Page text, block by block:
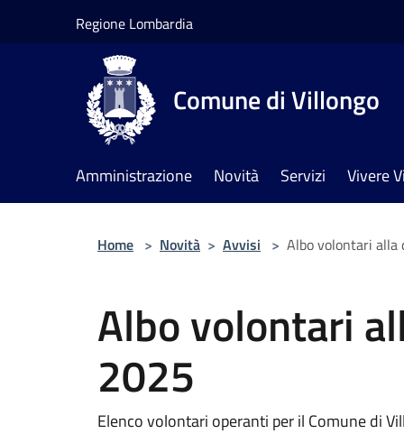
Regione Lombardia
Comune di Villongo
Amministrazione Novità Servizi Vivere
Home > Novità > Avvisi > Albo volontari alla
Albo volontari
2025
Elenco volontari operanti per il Comune di